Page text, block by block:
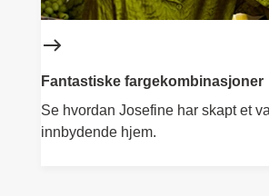
Fantastiske fargekombinasjoner
Se hvordan Josefine har skapt et
innbydende hjem.